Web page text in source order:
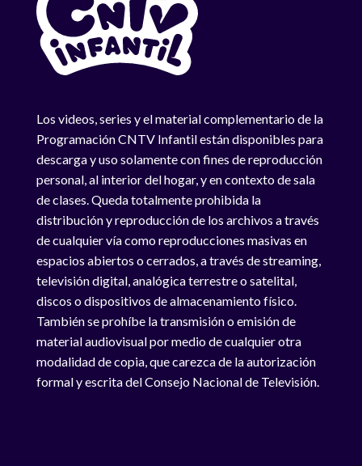
Los videos, series y el material complementario de la
Programación CNTV Infantil están disponibles para
descarga y uso solamente con fines de reproducción
personal, al interior del hogar, y en contexto de sala
de clases. Queda totalmente prohibida la
distribución y reproducción de los archivos a través
de cualquier vía como reproducciones masivas en
espacios abiertos o cerrados, a través de streaming,
televisión digital, analógica terrestre o satelital,
discos o dispositivos de almacenamiento físico.
También se prohíbe la transmisión o emisión de
material audiovisual por medio de cualquier otra
modalidad de copia, que carezca de la autorización
formal y escrita del Consejo Nacional de Televisión.